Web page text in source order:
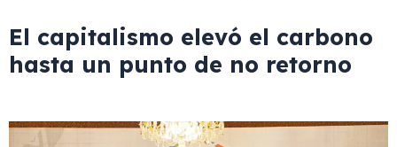
El capitalismo elevó el carbono
hasta un punto de no retorno